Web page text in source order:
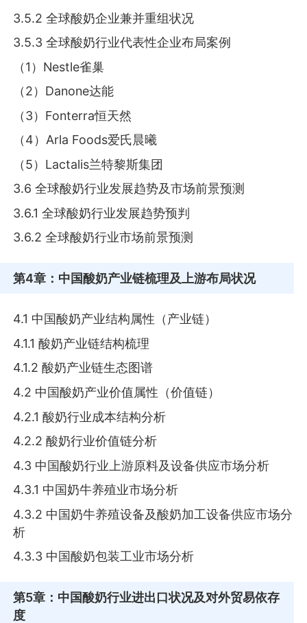
3.5.2 全球酸奶企业兼并重组状况
3.5.3 全球酸奶行业代表性企业布局案例
（1）Nestle雀巢
（2）Danone达能
（3）Fonterra恒天然
（4）Arla Foods爱氏晨曦
（5）Lactalis兰特黎斯集团
3.6 全球酸奶行业发展趋势及市场前景预测
3.6.1 全球酸奶行业发展趋势预判
3.6.2 全球酸奶行业市场前景预测
第4章 ：中国酸奶产业链梳理及上游布局状况
4.1 中国酸奶产业结构属性（产业链）
4.1.1 酸奶产业链结构梳理
4.1.2 酸奶产业链生态图谱
4.2 中国酸奶产业价值属性（价值链）
4.2.1 酸奶行业成本结构分析
4.2.2 酸奶行业价值链分析
4.3 中国酸奶行业上游原料及设备供应市场分析
4.3.1 中国奶牛养殖业市场分析
4.3.2 中国奶牛养殖设备及酸奶加工设备供应市场分
析
4.3.3 中国酸奶包装工业市场分析
第5章 ：中国酸奶行业进出口状况及对外贸易依存
度